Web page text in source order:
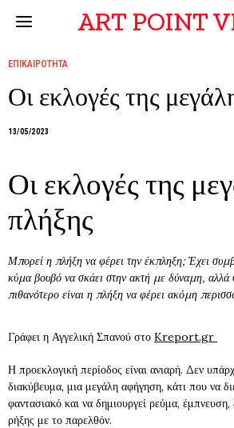
ART POINT
ΕΠΙΚΑΙΡΟΤΗΤΑ
Οι εκλογές της
13/05/2023
Οι εκλογές της
πλήξης
Μπορεί η πλήξη να φέρει την έκπληξη; Έχει
κύμα βουβό να σκάει στην ακτή με δύναμη,
πιθανότερο είναι η πλήξη να φέρει ακόμη
Γράφει η Αγγελική Σπανού στο Kreport.gr
Η προεκλογική περίοδος είναι ανιαρή. Δεν
διακύβευμα, μια μεγάλη αφήγηση, κάτι που να
φαντασιακό και να δημιουργεί ρεύμα,
ρήξης με το παρελθόν.